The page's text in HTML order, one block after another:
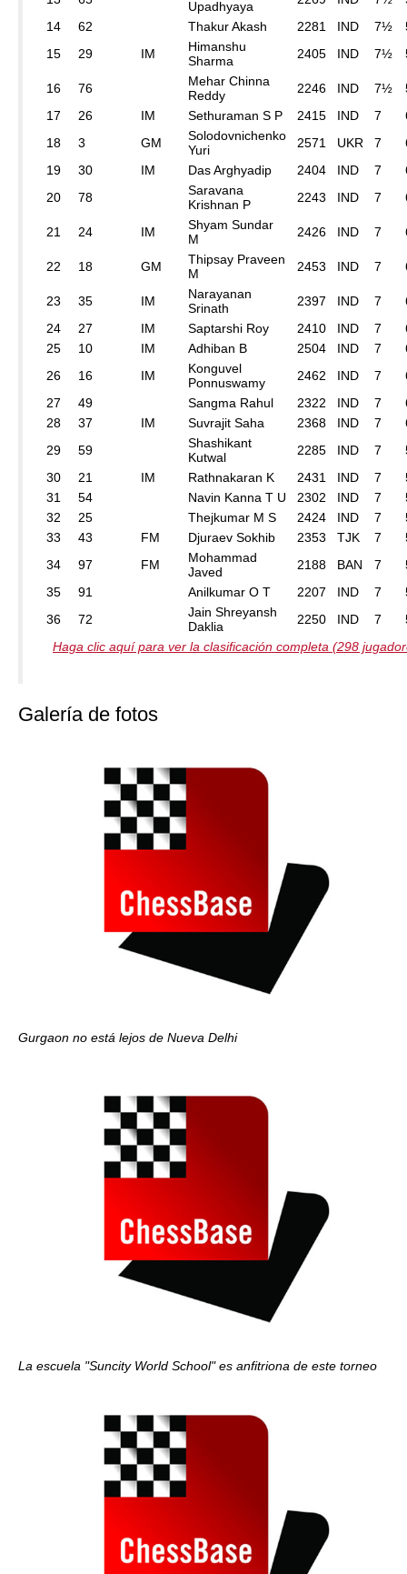
Upadhyaya
14
62 Thakur Akash 2281 IND 7½
15
29 IM
Himanshu
Sharma
2405 IND 7½
16 76
Mehar Chinna
Reddy
2246 IND 7½
17
26 IM Sethuraman S P 2415 IND 7
18
3 GM
Solodovnichenko
Yuri
2571 UKR 7
19
30 IM Das Arghyadip 2404 IND 7
20
78
Saravana
Krishnan P
2243 IND 7
21 24 IM
Shyam Sundar
M
2426 IND 7
22 18 GM
Thipsay Praveen
M
2453 IND 7
23 35 IM
Narayanan
Srinath
2397 IND 7
24
27 IM Saptarshi Roy 2410 IND 7
25
10 IM Adhiban B 2504 IND 7
26
16 IM
Konguvel
Ponnuswamy
2462 IND 7
27
49 Sangma Rahul 2322 IND 7
28
37 IM Suvrajit Saha 2368 IND 7
29
59
Shashikant
Kutwal
2285 IND 7
30
21 IM Rathnakaran K 2431 IND 7
31
54 Navin Kanna T U 2302 IND 7
32
25 Thejkumar M S 2424 IND 7
33
43 FM Djuraev Sokhib 2353 TJK 7
34
97 FM
Mohammad
Javed
2188 BAN 7
35
91 Anilkumar O T 2207 IND 7
36
72
Jain Shreyansh
Daklia
2250 IND 7
Haga clic aquí para ver la clasificación completa (298
Galería de fotos
Gurgaon no está lejos de Nueva Delhi
La escuela "Suncity World School" es anfitriona de este torneo